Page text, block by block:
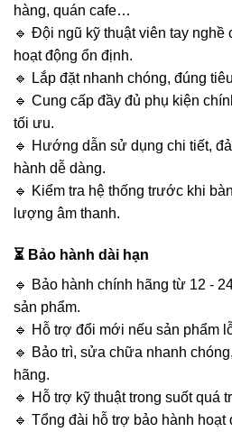
hàng, quán cafe…
🔹 Đội ngũ kỹ thuật viên tay nghề
hoạt động ổn định.
🔹 Lắp đặt nhanh chóng, đúng
🔹 Cung cấp đầy đủ phụ kiện
tối ưu.
🔹 Hướng dẫn sử dụng chi tiết,
hành dễ dàng.
🔹 Kiểm tra hệ thống trước khi
lượng âm thanh.
⏳ Bảo hành dài hạn
🔹 Bảo hành chính hãng từ 12 -
sản phẩm.
🔹 Hỗ trợ đổi mới nếu sản phẩm
🔹 Bảo trì, sửa chữa nhanh
hãng.
🔹 Hỗ trợ kỹ thuật trong suốt quá
🔹 Tổng đài hỗ trợ bảo hành hoạt